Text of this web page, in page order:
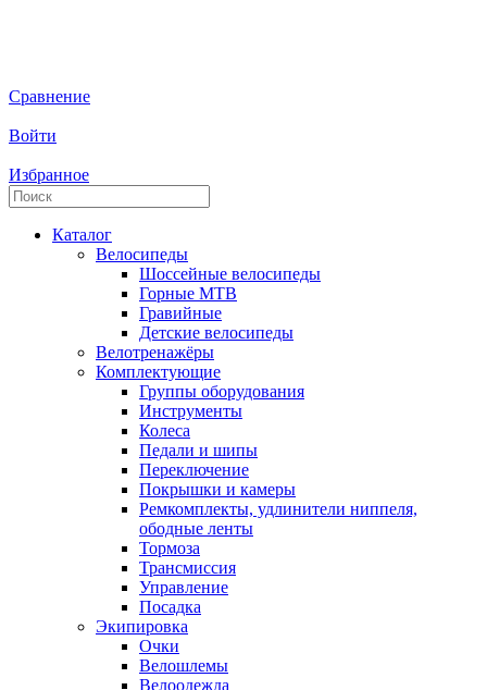
Сравнение
Войти
Избранное
Каталог
Велосипеды
Шоссейные велосипеды
Горные МTB
Гравийные
Детские велосипеды
Велотренажёры
Комплектующие
Группы оборудования
Инструменты
Колеса
Педали и шипы
Переключение
Покрышки и камеры
Ремкомплекты, удлинители ниппеля,
ободные ленты
Тормоза
Трансмиссия
Управление
Посадка
Экипировка
Очки
Велошлемы
Велоодежда